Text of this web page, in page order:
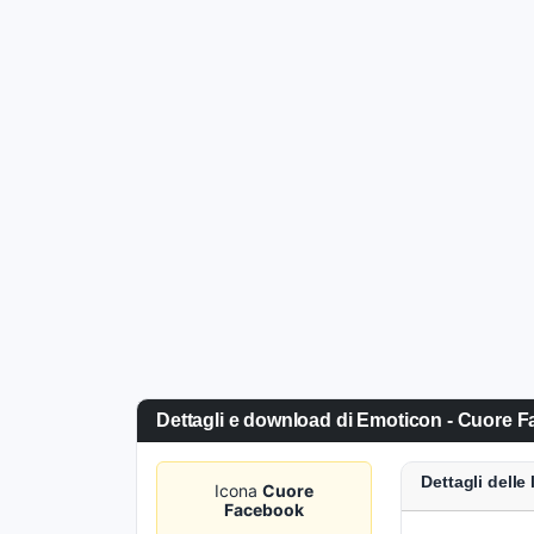
Dettagli e download di Emoticon - Cuore
IconaCuore
Facebook
Dettagli delle